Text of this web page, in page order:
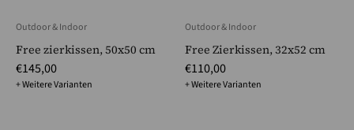
Outdoor & Indoor
Free zierkissen, 50x50 cm
€145,00
+ Weitere Varianten
Outdoor & Indoor
Free Zierkissen, 32x52 cm
€110,00
+ Weitere Varianten